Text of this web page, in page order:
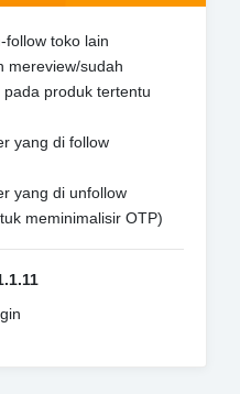
follow toko lain
mereview/sudah
produk tertentu
yang di follow
yang di unfollow
meminimalisir OTP)